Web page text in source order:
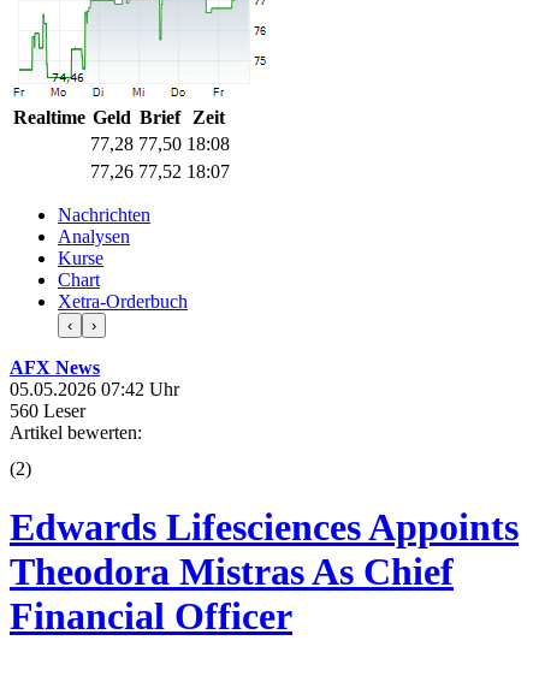
Realtime Geld Brief
Zeit
77,28 77,50 18:08
77,26 77,52 18:07
Nachrichten
Analysen
Kurse
Chart
Xetra-Orderbuch
‹ ›
AFX News
05.05.2026 07:42 Uhr
560 Leser
Artikel bewerten:
(2)
Edwards Lifesciences Appoints
Theodora Mistras As Chief
Financial Officer